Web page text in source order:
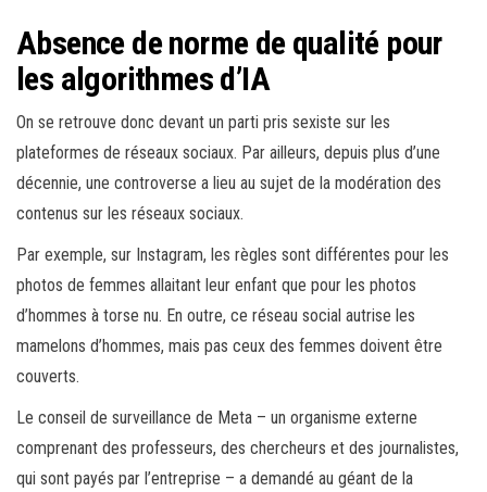
Absence de norme de qualité pour
les algorithmes d’IA
On se retrouve donc devant un parti pris sexiste sur les
plateformes de réseaux sociaux. Par ailleurs, depuis plus d’une
décennie, une controverse a lieu au sujet de la modération des
contenus sur les réseaux sociaux.
Par exemple, sur Instagram, les règles sont différentes pour les
photos de femmes allaitant leur enfant que pour les photos
d’hommes à torse nu. En outre, ce réseau social autrise les
mamelons d’hommes, mais pas ceux des femmes doivent être
couverts.
Le conseil de surveillance de Meta – un organisme externe
comprenant des professeurs, des chercheurs et des journalistes,
qui sont payés par l’entreprise – a demandé au géant de la